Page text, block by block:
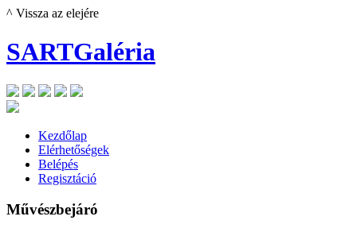
^ Vissza az elejére
SARTGaléria
Kezdőlap
Elérhetőségek
Belépés
Regisztáció
Művészbejáró